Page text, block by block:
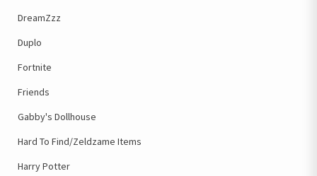
DreamZzz
Duplo
Fortnite
Friends
Gabby's Dollhouse
Hard To Find/Zeldzame Items
Harry Potter